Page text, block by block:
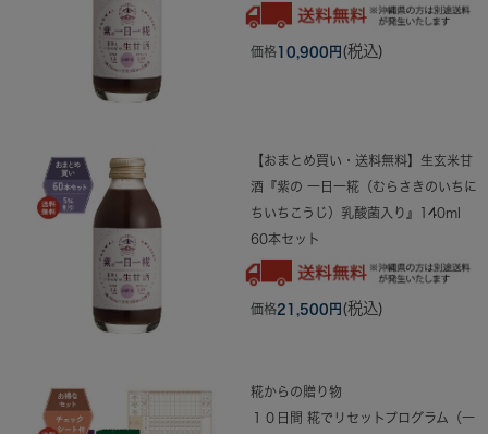
価格10,900円 (税込)
【おまとめ買い・送料無料】生玄米甘
酒『紫の 一日一糀（むらさきのいちに
ちいちこうじ）乳酸菌入り』140ml
60本セット
価格21,500円 (税込)
糀からの贈り物
１０日間 糀でリセットプログラム（一